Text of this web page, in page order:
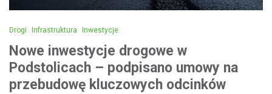
Drogi Infrastruktura Inwestycje
Nowe inwestycje drogowe w
Podstolicach – podpisano umowy na
przebudowę kluczowych odcinków